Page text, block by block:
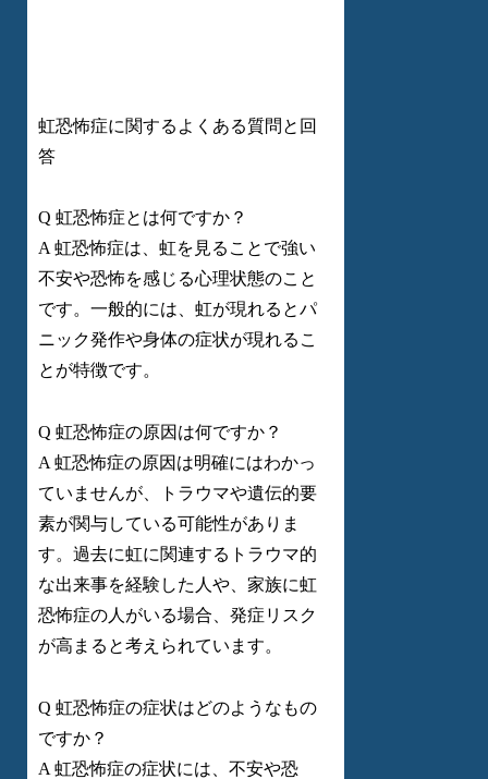
虹恐怖症に関するよくある質問と回
答
Q 虹恐怖症とは何ですか？
A 虹恐怖症は、虹を見ることで強い
不安や恐怖を感じる心理状態のこと
です。一般的には、虹が現れるとパ
ニック発作や身体の症状が現れるこ
とが特徴です。
Q 虹恐怖症の原因は何ですか？
A 虹恐怖症の原因は明確にはわかっ
ていませんが、トラウマや遺伝的要
素が関与している可能性がありま
す。過去に虹に関連するトラウマ的
な出来事を経験した人や、家族に虹
恐怖症の人がいる場合、発症リスク
が高まると考えられています。
Q 虹恐怖症の症状はどのようなもの
ですか？
A 虹恐怖症の症状には、不安や恐